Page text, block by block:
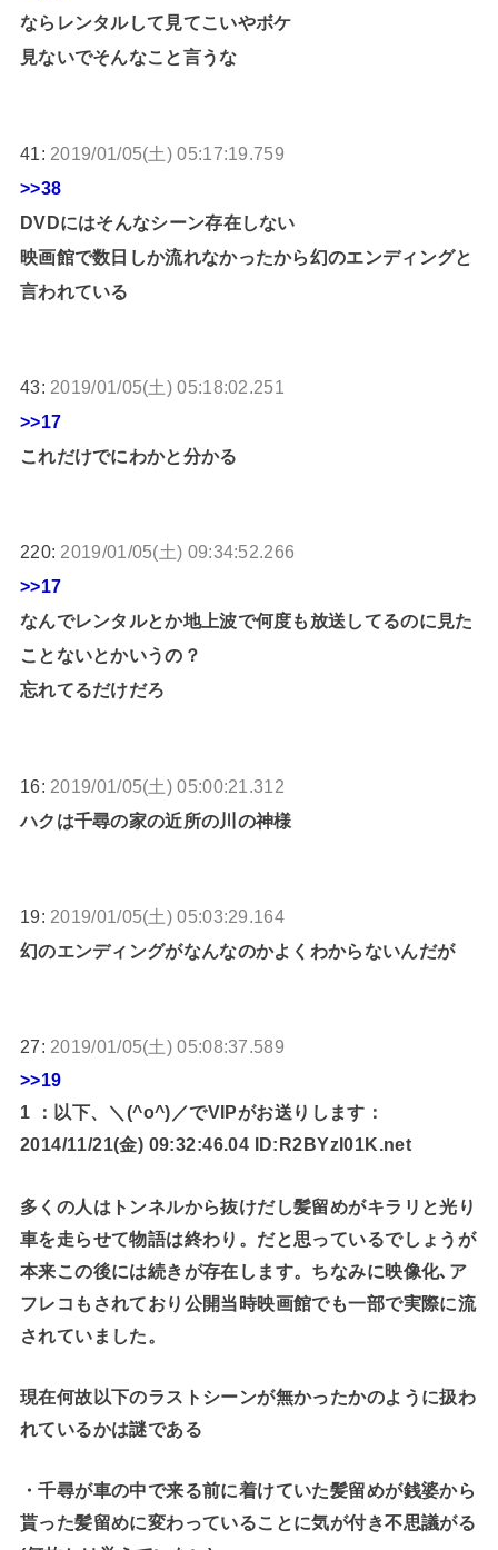
ならレンタルして見てこいやボケ
見ないでそんなこと言うな
41: 2019/01/05(土) 05:17:19.759
>>38
DVDにはそんなシーン存在しない
映画館で数日しか流れなかったから幻のエンディングと
言われている
43: 2019/01/05(土) 05:18:02.251
>>17
これだけでにわかと分かる
220: 2019/01/05(土) 09:34:52.266
>>17
なんでレンタルとか地上波で何度も放送してるのに見た
ことないとかいうの？
忘れてるだけだろ
16: 2019/01/05(土) 05:00:21.312
ハクは千尋の家の近所の川の神様
19: 2019/01/05(土) 05:03:29.164
幻のエンディングがなんなのかよくわからないんだが
27: 2019/01/05(土) 05:08:37.589
>>19
1 ：以下、＼(^o^)／でVIPがお送りします：
2014/11/21(金) 09:32:46.04 ID:R2BYzI01K.net
多くの人はトンネルから抜けだし髪留めがキラリと光り
車を走らせて物語は終わり。だと思っているでしょうが
本来この後には続きが存在します。ちなみに映像化､ア
フレコもされており公開当時映画館でも一部で実際に流
されていました。
現在何故以下のラストシーンが無かったかのように扱わ
れているかは謎である
・千尋が車の中で来る前に着けていた髪留めが銭婆から
貰った髪留めに変わっていることに気が付き不思議がる